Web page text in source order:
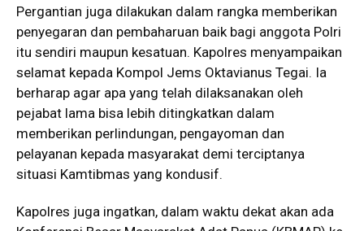
Pergantian juga dilakukan dalam rangka memberikan
penyegaran dan pembaharuan baik bagi anggota Polri
itu sendiri maupun kesatuan. Kapolres menyampaikan
selamat kepada Kompol Jems Oktavianus Tegai. Ia
berharap agar apa yang telah dilaksanakan oleh
pejabat lama bisa lebih ditingkatkan dalam
memberikan perlindungan, pengayoman dan
pelayanan kepada masyarakat demi terciptanya
situasi Kamtibmas yang kondusif.
Kapolres juga ingatkan, dalam waktu dekat akan ada